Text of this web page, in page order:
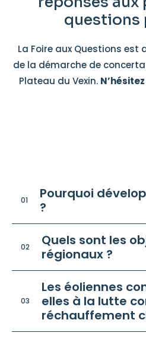
questions
La Foire aux Questions
de la démarche de
Plateau du Vexin.
01
Pourquoi
?
02
Quels sont les
régionaux ?
03
Les éoliennes
elles à la lutte
réchauffement